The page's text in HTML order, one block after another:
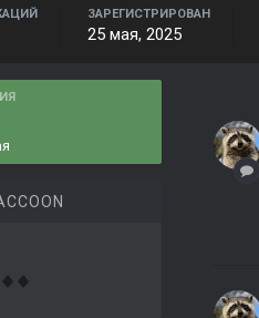
ЗАРЕГИСТРИРОВАН
25 мая, 2025